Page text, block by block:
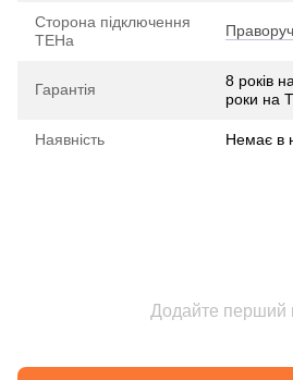
Сторона підключення
ТЕНа
Гарантія
8 років
роки на
Наявність Немає в
Додайте перший